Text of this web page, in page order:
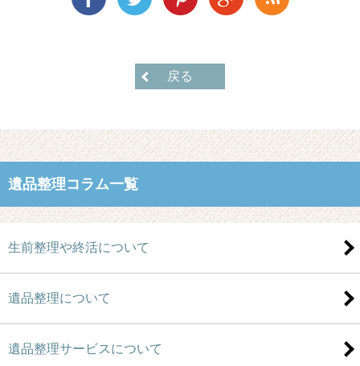
戻る
遺品整理コラム一覧
生前整理や終活について
遺品整理について
遺品整理サービスについて